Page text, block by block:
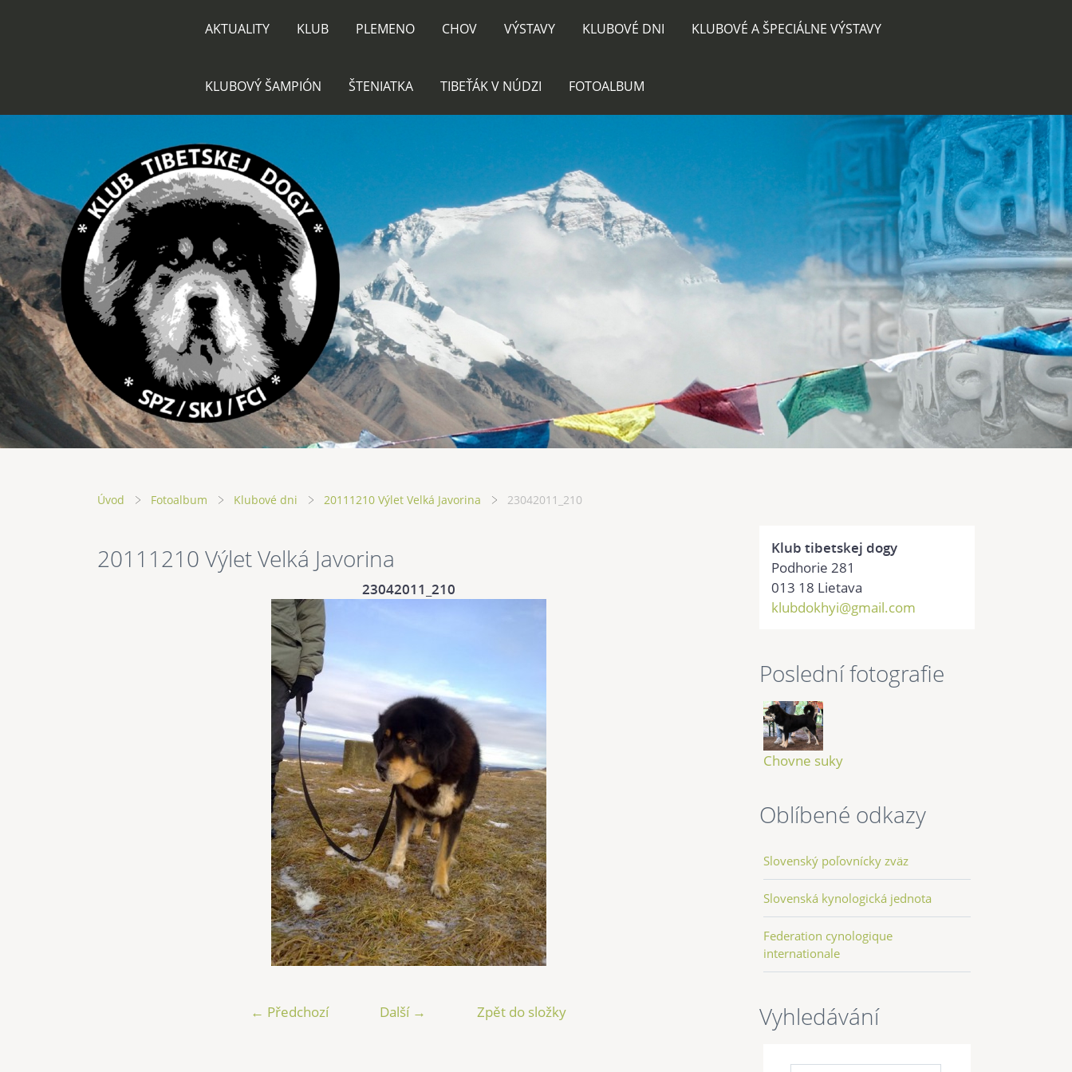
AKTUALITY KLUB PLEMENO CHOV VÝSTAVY KLUBOVÉ DNI KLUBOVÉ A ŠPECIÁLNE VÝSTAVY
KLUBOVÝ ŠAMPIÓN ŠTENIATKA TIBEŤÁK V NÚDZI FOTOALBUM
Úvod Fotoalbum Klubové dni 20111210 Výlet Velká Javorina 23042011_210
20111210 Výlet Velká Javorina
23042011_210
← Předchozí Další → Zpět do složky
Klub tibetskej dogy
Podhorie 281
013 18 Lietava
klubdokhyi@gmail.com
Poslední fotografie
Chovne suky
Oblíbené odkazy
Slovenský poľovnícky zväz
Slovenská kynologická jednota
Federation cynologique
internationale
Vyhledávání